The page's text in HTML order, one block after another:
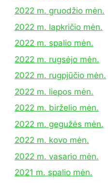
2022 m. gruodžio mėn.
2022 m. lapkričio mėn.
2022 m. spalio mėn.
2022 m. rugsėjo mėn.
2022 m. rugpjūčio mėn.
2022 m. liepos mėn.
2022 m. birželio mėn.
2022 m. gegužės mėn.
2022 m. kovo mėn.
2022 m. vasario mėn.
2021 m. spalio mėn.